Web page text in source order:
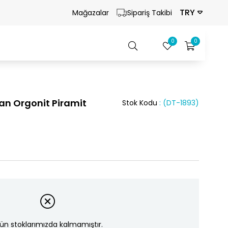
Mağazalar Sipariş Takibi TRY
0
0
Orgonit Piramit (DT-1893)
Stok Kodu
stoklarımızda kalmamıştır.